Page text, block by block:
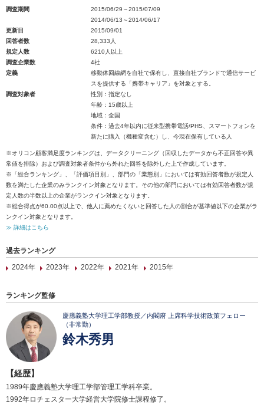
調査期間
2015/06/29～2015/07/09
2014/06/13～2014/06/17
更新日
2015/09/01
回答者数
28,333人
規定人数
6210人以上
調査企業数
4社
定義
移動体回線網を自社で保有し、直接自社ブランドで通信サービ
スを提供する「携帯キャリア」を対象とする。
調査対象者
性別：指定なし
年齢：15歳以上
地域：全国
条件：過去4年以内に従来型携帯電話/PHS、スマートフォンを
新たに購入（機種変含む）し、今現在保有している人
※オリコン顧客満足度ランキングは、データクリーニング（回収したデータから不正回答や異
常値を排除）および調査対象者条件から外れた回答を除外した上で作成しています。
※「総合ランキング」、「評価項目別」、部門の「業態別」においては有効回答者数が規定人
数を満たした企業のみランクイン対象となります。その他の部門においては有効回答者数が規
定人数の半数以上の企業がランクイン対象となります。
※総合得点が60.00点以上で、他人に薦めたくないと回答した人の割合が基準値以下の企業がラ
ンクイン対象となります。
≫ 詳細はこちら
過去ランキング
2024年
2023年 2022年 2021年 2015年
ランキング監修
慶應義塾大学理工学部教授／内閣府 上席科学技術政策フェロー
（非常勤）
鈴木秀男
【経歴】
1989年慶應義塾大学理工学部管理工学科卒業。
1992年ロチェスター大学経営大学院修士課程修了。